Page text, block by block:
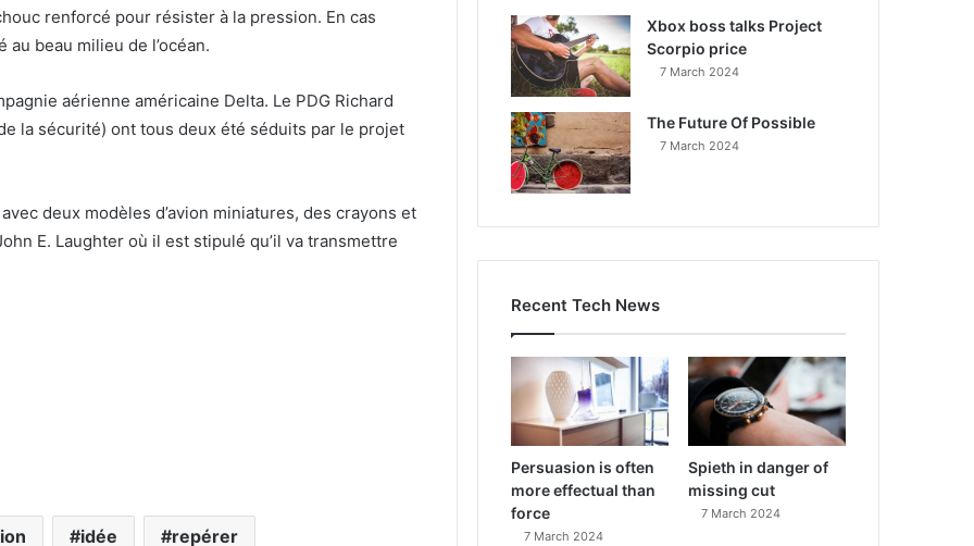
renforcé pour résister à la pression. En cas
au beau milieu de l’océan.
aérienne américaine Delta. Le PDG Richard
la sécurité) ont tous deux été séduits par le projet
deux modèles d’avion miniatures, des crayons et
E. Laughter où il est stipulé qu’il va transmettre
idée repérer
Xbox boss talks Project
Scorpio price
7 March 2024
The Future Of Possible
7 March 2024
Recent Tech News
Persuasion is often
more effectual than
force
7 March 2024
Spieth in danger of
missing cut
7 March 2024